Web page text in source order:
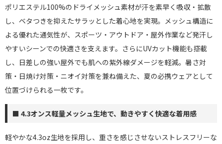
ポリエステル100%のドライメッシュ素材が汗を素早く吸収・拡散
し、ベタつきを抑えたサラッとした着心地を実現。メッシュ構造に
よる優れた通気性が、スポーツ・アウトドア・屋外作業など発汗し
やすいシーンでの快適さを支えます。さらにUVカット機能も搭載
し、日差しの強い屋外でも肌への紫外線ダメージを軽減。暑さ対
策・日焼け対策・ニオイ対策を兼ね備えた、夏の必携ウェアとして
位置づけられる一枚です。
■ 4.3オンス軽量メッシュ生地で、動きやすく快適な着用感
軽やかな4.3oz生地を採用し、重さを感じさせないストレスフリーな